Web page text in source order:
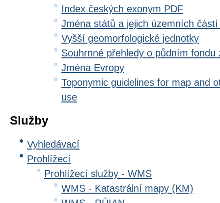
Index českých exonym PDF
Jména států a jejich územních
Vyšší geomorfologické jednotky
Souhrnné přehledy o půdním fondu
Jména Evropy
Toponymic guidelines for map and
use
Služby
Vyhledávací
Prohlížecí
Prohlížecí služby - WMS
WMS - Katastrální mapy (KM)